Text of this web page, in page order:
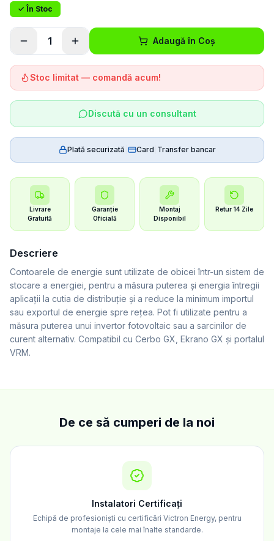
✓ În Stoc
1 Adaugă în Coș
Stoc limitat — comandă acum!
Discută cu un consultant
Plată securizată Card Transfer bancar
Livrare
Gratuită
Garanție
Oficială
Montaj
Disponibil
Retur 14 Zile
Descriere
Contoarele de energie sunt utilizate de obicei într-un sistem de
stocare a energiei, pentru a măsura puterea și energia întregii
aplicații la cutia de distribuție și a reduce la minimum importul
sau exportul de energie spre rețea. Pot fi utilizate pentru a
măsura puterea unui invertor fotovoltaic sau a sarcinilor de
curent alternativ. Compatibil cu Cerbo GX, Ekrano GX și portalul
VRM.
De ce să cumperi de la noi
Instalatori Certificați
Echipă de profesioniști cu certificări Victron Energy, pentru
montaje la cele mai înalte standarde.